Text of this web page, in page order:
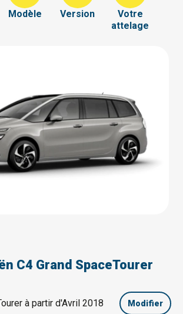
Modèle Version
Votre
attelage
C4 Grand SpaceTourer
à partir d'Avril 2018 Modifier